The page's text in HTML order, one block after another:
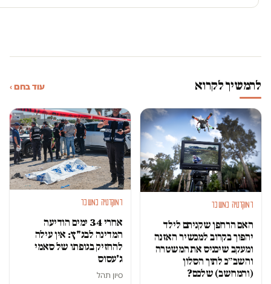
להמשיך לקרוא עוד בחם ›
דמוקרטיה במשבר
האם הרחפן שקניתם לילד
יהפוך בקרוב למכשיר האזנה
ומעקב שיכניס את המשטרה
והשב״כ לתוך הסלון
(והמחשב) שלכם?
דמוקרטיה במשבר
אחרי 34 ימים הודיעה
המדינה לבג"ץ: אין עילה
להחזיק בגופתו של סאמי
ג'עסוס
סיון תהל